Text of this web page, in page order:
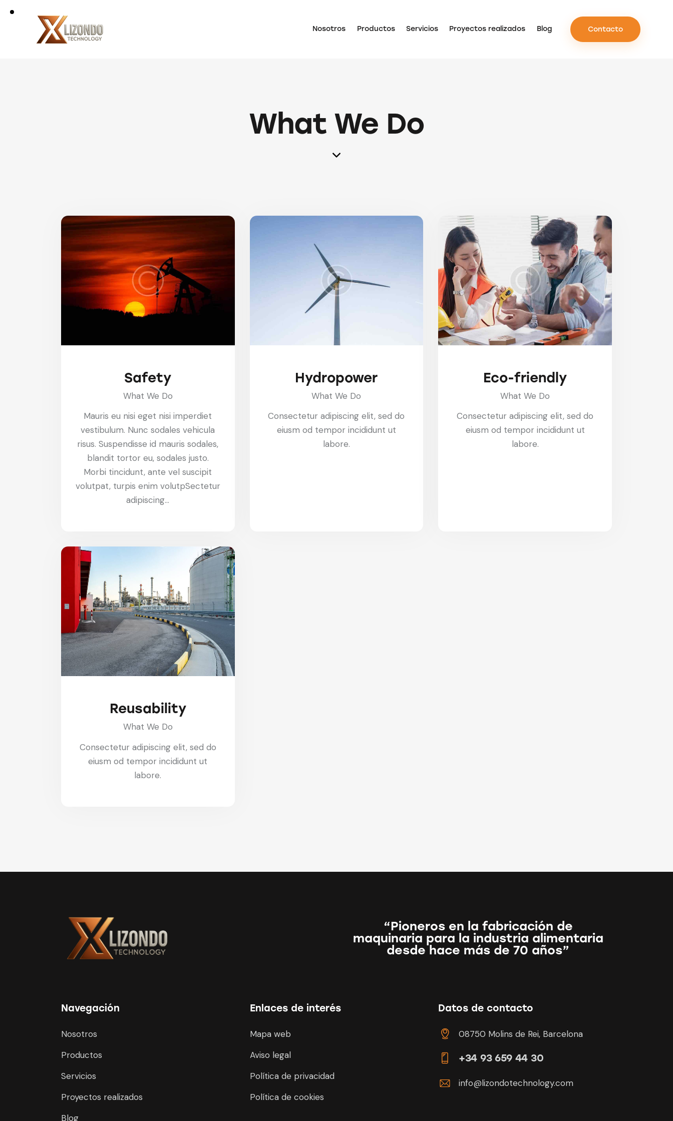
Nosotros Productos Servicios Proyectos realizados Blog Contacto
What We Do
Safety
What We Do
Mauris eu nisi eget nisi imperdiet
vestibulum. Nunc sodales vehicula
risus. Suspendisse id mauris sodales,
blandit tortor eu, sodales justo.
Morbi tincidunt, ante vel suscipit
volutpat, turpis enim volutpSectetur
adipiscing…
Hydropower
What We Do
Consectetur adipiscing elit, sed do
eiusm od tempor incididunt ut
labore.
Eco-friendly
What We Do
Consectetur adipiscing elit, sed do
eiusm od tempor incididunt ut
labore.
Reusability
What We Do
Consectetur adipiscing elit, sed do
eiusm od tempor incididunt ut
labore.
“Pioneros en la fabricación de
maquinaria para la industria alimentaria
desde hace más de 70 años”
Navegación
Nosotros
Productos
Servicios
Proyectos realizados
Blog
Enlaces de interés
Mapa web
Aviso legal
Política de privacidad
Política de cookies
Datos de contacto
08750 Molins de Rei, Barcelona
+34 93 659 44 30
info@lizondotechnology.com